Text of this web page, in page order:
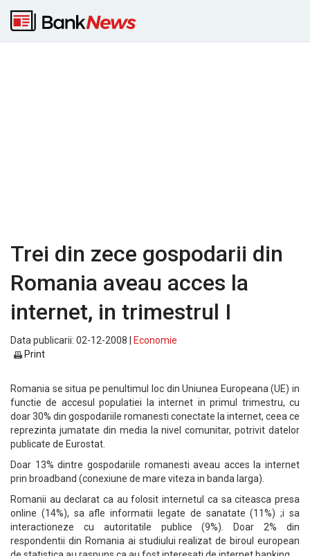
Trei din zece gospodarii din
Romania aveau acces la
internet, in trimestrul I
Data publicarii: 02-12-2008 |
Economie
Print
Romania se situa pe penultimul loc din Uniunea Europeana (UE) in
functie de accesul populatiei la internet in primul trimestru, cu
doar 30% din gospodariile romanesti conectate la internet, ceea ce
reprezinta jumatate din media la nivel comunitar, potrivit datelor
publicate de Eurostat.
Doar 13% dintre gospodariile romanesti aveau acces la internet
prin broadband (conexiune de mare viteza in banda larga).
Romanii au declarat ca au folosit internetul ca sa citeasca presa
online (14%), sa afle informatii legate de sanatate (11%) ;i sa
interactioneze cu autoritatile publice (9%). Doar 2% din
respondentii din Romania ai studiului realizat de biroul european